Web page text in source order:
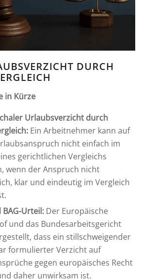
DURCH
in Kürze
Urlaubsverzicht durch
Ein Arbeitnehmer kann auf
nicht einfach im
gerichtlichen Vergleichs
wenn der Anspruch nicht
klar und eindeutig im Vergleich
BAG-Urteil:Der Europäische
und das Bundesarbeitsgericht
dass ein stillschweigender
formulierter Verzicht auf
gegen europäisches Recht
daher unwirksam ist.